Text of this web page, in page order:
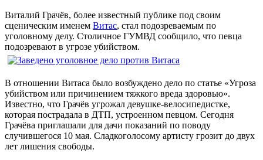
Виталий Грачёв, более известный публике под своим
сценическим именем Витас, стал подозреваемым по
уголовному делу. Столичное ГУМВД сообщило, что певца
подозревают в угрозе убийством.
В отношении Витаса было возбуждено дело по статье «Угроза
убийством или причинением тяжкого вреда здоровью».
Известно, что Грачёв угрожал девушке-велосипедистке,
которая пострадала в ДТП, устроенном певцом. Сегодня
Грачёва приглашали для дачи показаний по поводу
случившегося 10 мая. Сладкоголосому артисту грозит до двух
лет лишения свободы.